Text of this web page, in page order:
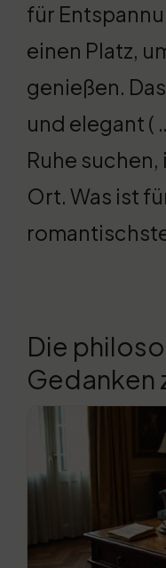
für
einen Platz,
genießen.
und elegant (
Ruhe
Ort. Was ist
Die
Gedanken